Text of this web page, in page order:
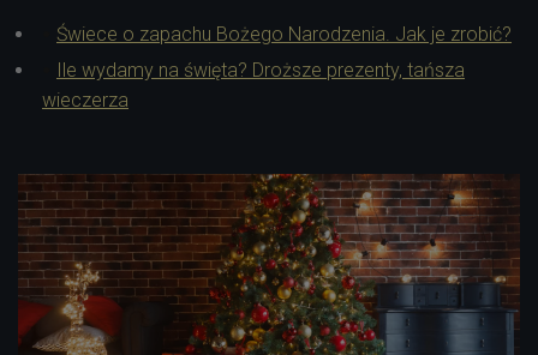
Świece o zapachu Bożego Narodzenia. Jak je zrobić?
Ile wydamy na święta? Droższe prezenty, tańsza
wieczerza